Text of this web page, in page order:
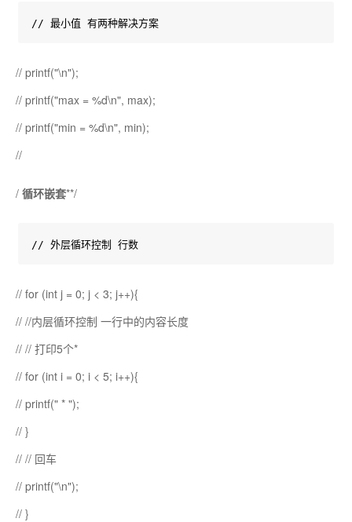
// 最小值 有两种解决方案
// printf("\n");
// printf("max = %d\n", max);
// printf("min = %d\n", min);
//
/ 循环嵌套**/
// 外层循环控制 行数
// for (int j = 0; j < 3; j++){
// //内层循环控制 一行中的内容长度
// // 打印5个*
// for (int i = 0; i < 5; i++){
// printf(" * ");
// }
// // 回车
// printf("\n");
// }